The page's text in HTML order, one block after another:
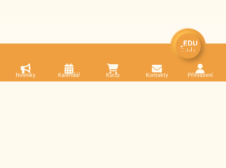
Novinky Kalendář Kurzy Kontakty Přihlášení